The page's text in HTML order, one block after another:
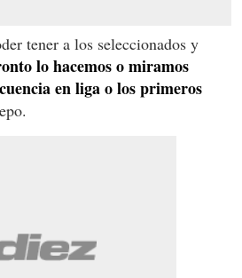
tener a los seleccionados y
lo hacemos o miramos
en liga o los primeros